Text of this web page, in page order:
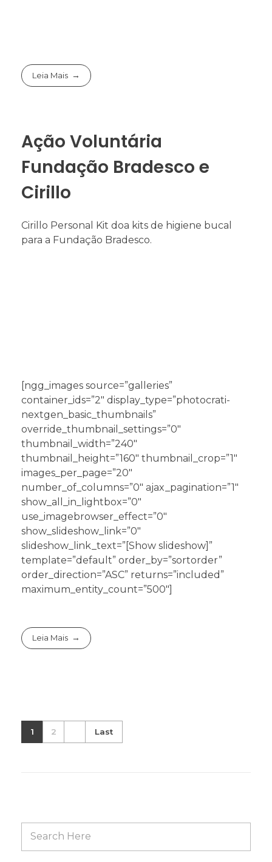
Leia Mais
Ação Voluntária
Fundação Bradesco e
Cirillo
Cirillo Personal Kit doa kits de higiene bucal
para a Fundação Bradesco.
[ngg_images source=”galleries”
container_ids=”2″ display_type=”photocrati-
nextgen_basic_thumbnails”
override_thumbnail_settings=”0″
thumbnail_width=”240″
thumbnail_height=”160″ thumbnail_crop=”1″
images_per_page=”20″
number_of_columns=”0″ ajax_pagination=”1″
show_all_in_lightbox=”0″
use_imagebrowser_effect=”0″
show_slideshow_link=”0″
slideshow_link_text=”[Show slideshow]”
template=”default” order_by=”sortorder”
order_direction=”ASC” returns=”included”
maximum_entity_count=”500″]
Leia Mais
1 2 Last